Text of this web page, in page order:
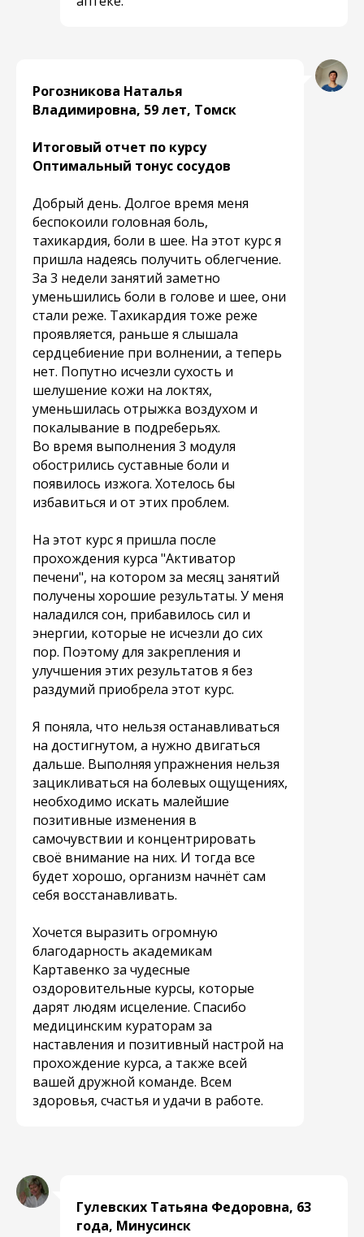
Рогозникова Наталья
Владимировна, 59 лет, Томск
Итоговый отчет по курсу
Оптимальный тонус сосудов
Добрый день. Долгое время меня
беспокоили головная боль,
тахикардия, боли в шее. На этот курс я
пришла надеясь получить облегчение.
За 3 недели занятий заметно
уменьшились боли в голове и шее, они
стали реже. Тахикардия тоже реже
проявляется, раньше я слышала
сердцебиение при волнении, а теперь
нет. Попутно исчезли сухость и
шелушение кожи на локтях,
уменьшилась отрыжка воздухом и
покалывание в подреберьях.
Во время выполнения 3 модуля
обострились суставные боли и
появилось изжога. Хотелось бы
избавиться и от этих проблем.
На этот курс я пришла после
прохождения курса "Активатор
печени", на котором за месяц занятий
получены хорошие результаты. У меня
наладился сон, прибавилось сил и
энергии, которые не исчезли до сих
пор. Поэтому для закрепления и
улучшения этих результатов я без
раздумий приобрела этот курс.
Я поняла, что нельзя останавливаться
на достигнутом, а нужно двигаться
дальше. Выполняя упражнения нельзя
зацикливаться на болевых ощущениях,
необходимо искать малейшие
позитивные изменения в
самочувствии и концентрировать
своё внимание на них. И тогда все
будет хорошо, организм начнёт сам
себя восстанавливать.
Хочется выразить огромную
благодарность академикам
Картавенко за чудесные
оздоровительные курсы, которые
дарят людям исцеление. Спасибо
медицинским кураторам за
наставления и позитивный настрой на
прохождение курса, а также всей
вашей дружной команде. Всем
здоровья, счастья и удачи в работе.
Гулевских Татьяна Федоровна, 63
года, Минусинск